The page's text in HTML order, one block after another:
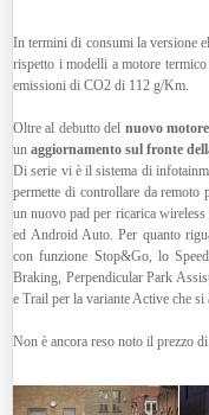
In termini di consumi la versione
rispetto i modelli a motore
emissioni di CO2 di 112 g/Km.
Oltre al debutto del nuovo
unaggiornamento sul fronte
Di serie vi è il sistema di
permette di controllare da
un nuovo pad per ricarica
ed Android Auto. Per quanto
con funzione Stop&Go, lo
Braking, Perpendicular Park
e Trail per la variante Active che
Non è ancora reso noto il prezzo